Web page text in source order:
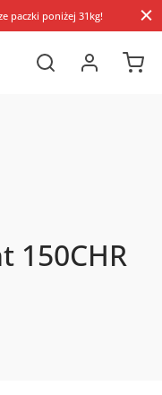
paczki poniżej 31kg!
150CHR